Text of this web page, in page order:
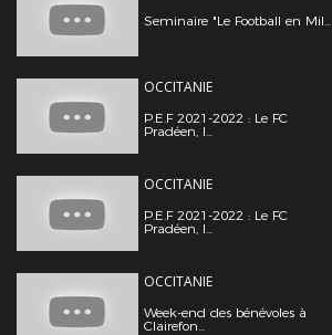
Seminaire "Le Football en Mil...
OCCITANIE
P.E.F 2021-2022 : Le FC
Pradéen, l...
OCCITANIE
P.E.F 2021-2022 : Le FC
Pradéen, l...
OCCITANIE
Week-end des bénévoles à
Clairefon...